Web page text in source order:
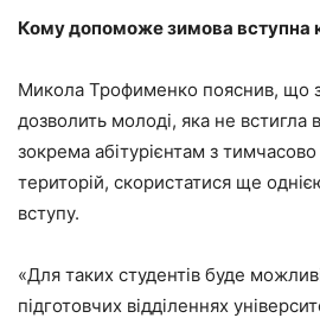
Кому допоможе зимова вступна
Микола Трофименко пояснив, що
дозволить молоді, яка не встигла
зокрема абітурієнтам з
територій, скористатися ще
вступу.
«Для таких студентів буде
підготовчих відділеннях